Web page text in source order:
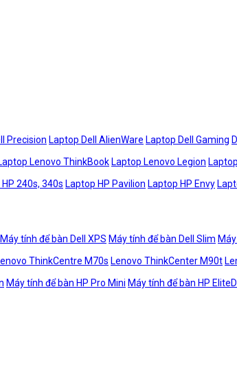
Precision Laptop Dell AlienWare Laptop Dell Gaming
Lenovo ThinkBook Laptop Lenovo Legion
240s, 340s Laptop HP Pavilion Laptop HP Envy
Máy tính để bàn Dell XPS Máy tính để bàn Dell Slim
ThinkCentre M70s Lenovo ThinkCenter M90t
Máy tính để bàn HP Pro Mini Máy tính để bàn HP